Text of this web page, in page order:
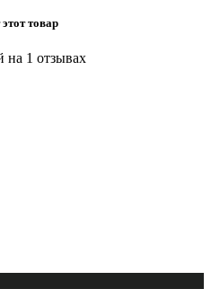
товар
на 1 отзывах